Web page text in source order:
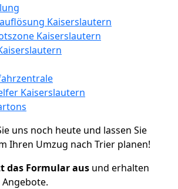
Kaiserslautern
Kaiserslautern
Kaiserslautern
uns noch heute und lassen Sie
Ihren Umzug nach Trier planen!
das Formular aus und erhalten